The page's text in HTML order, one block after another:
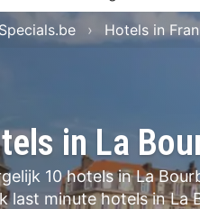
in La
10 hotels in La
last minute hotels in La
Hotels in